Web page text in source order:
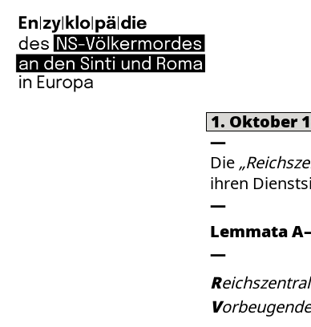
1. Oktober
Die
ihren
Lemmata